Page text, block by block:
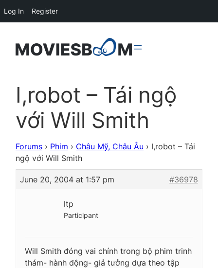
I,robot – Tái ngộ
với Will Smith
Forums › Phim › Châu Mỹ, Châu Âu › I,robot – Tái
ngộ với Will Smith
June 20, 2004 at 1:57 pm #36978
ltp
Participant
Will Smith đóng vai chính trong bộ phim trinh
thám- hành động- giả tưởng dựa theo tập
Log In Register